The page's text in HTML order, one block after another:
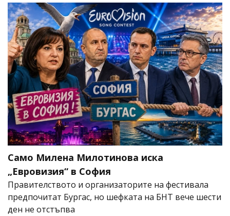
Само Милена Милотинова иска
„Евровизия“ в София
Правителството и организаторите на фестивала
предпочитат Бургас, но шефката на БНТ вече шести
ден не отстъпва